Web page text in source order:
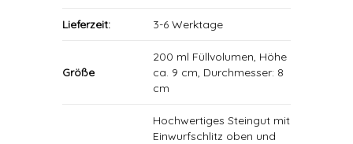
Lieferzeit: 3-6 Werktage
Größe
200 ml Füllvolumen, Höhe
ca. 9 cm, Durchmesser: 8
cm
Hochwertiges Steingut mit
Einwurfschlitz oben und